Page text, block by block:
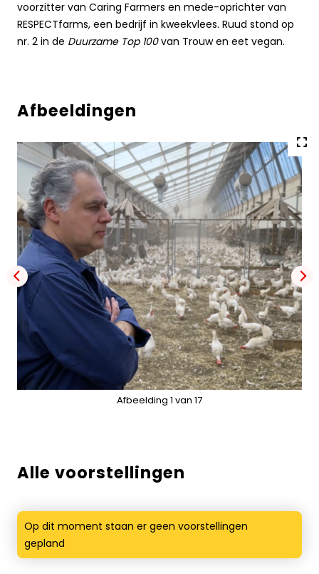
voorzitter van Caring Farmers en mede-oprichter van
RESPECTfarms, een bedrijf in kweekvlees. Ruud stond op
nr. 2 in de Duurzame Top 100van Trouw en eet vegan.
Afbeeldingen
Alle voorstellingen
Op dit moment staan er geen voorstellingen
gepland